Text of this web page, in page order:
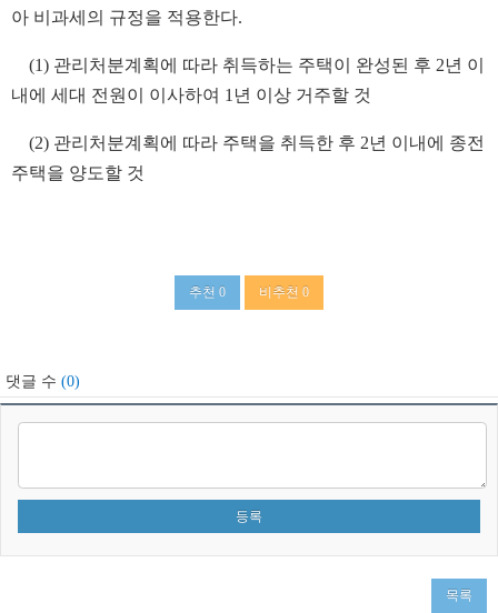
아 비과세의 규정을 적용한다.
(1) 관리처분계획에 따라 취득하는 주택이 완성된 후 2년 이
내에 세대 전원이 이사하여 1년 이상 거주할 것
(2) 관리처분계획에 따라 주택을 취득한 후 2년 이내에 종전
주택을 양도할 것
추천 0 비추천 0
댓글 수 (0)
목록